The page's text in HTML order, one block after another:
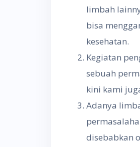
limbah
bisa
kesehatan.
Kegiatan
sebuah
kini kami
Adanya
disebabkan